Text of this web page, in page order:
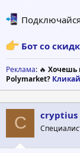
Бот со
Реклама: 🔥 Хочешь
Polymarket?
C cryptius